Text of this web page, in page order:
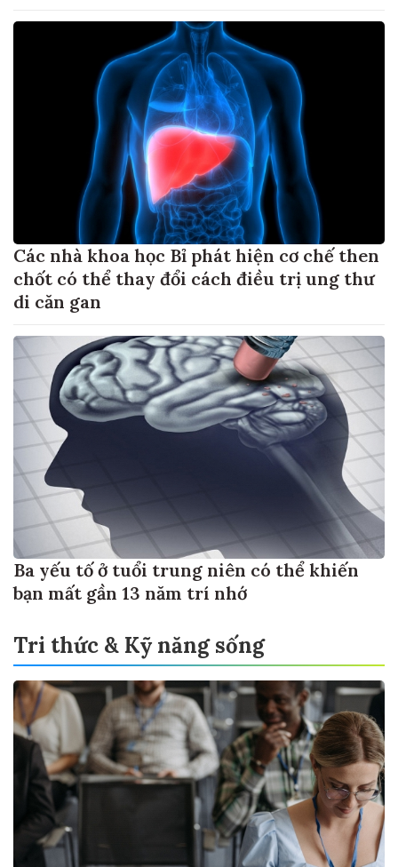
Các nhà khoa học Bỉ phát hiện cơ chế then
chốt có thể thay đổi cách điều trị ung thư
di căn gan
Ba yếu tố ở tuổi trung niên có thể khiến
bạn mất gần 13 năm trí nhớ
Tri thức & Kỹ năng sống